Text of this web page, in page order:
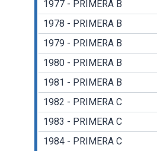
1977 - PRIMERA B
1978 - PRIMERA B
1979 - PRIMERA B
1980 - PRIMERA B
1981 - PRIMERA B
1982 - PRIMERA C
1983 - PRIMERA C
1984 - PRIMERA C